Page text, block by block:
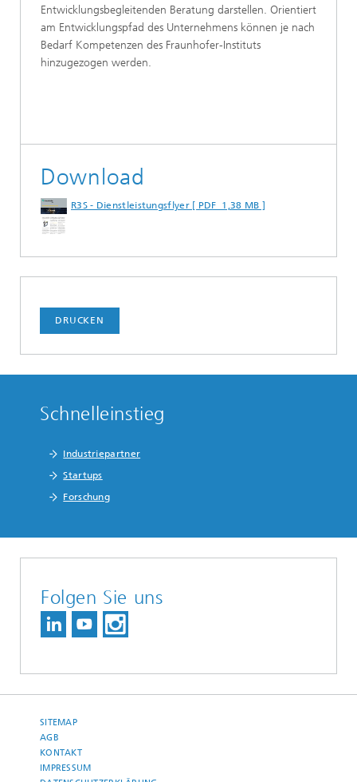
Entwicklungsbegleitenden Beratung darstellen. Orientiert
am Entwicklungspfad des Unternehmens können je nach
Bedarf Kompetenzen des Fraunhofer-Instituts
hinzugezogen werden.
Download
R3S - Dienstleistungsflyer [ PDF 1,38 MB ]
DRUCKEN
Schnelleinstieg
Industriepartner
Startups
Forschung
Folgen Sie uns
SITEMAP
AGB
KONTAKT
IMPRESSUM